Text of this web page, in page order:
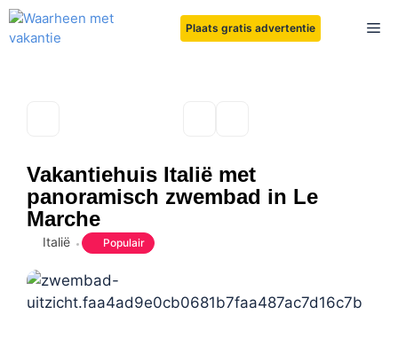
Ga
naar
Plaats gratis advertentie
Vakantiehuis Italië met
panoramisch zwembad in Le
Marche
Italië Populair